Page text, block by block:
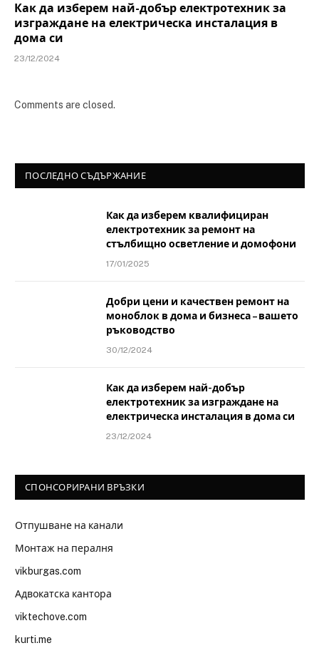
Как да изберем най-добър електротехник за
изграждане на електрическа инсталация в
дома си
23/12/2024
Comments are closed.
ПОСЛЕДНО СЪДЪРЖАНИЕ
Как да изберем квалифициран
електротехник за ремонт на
стълбищно осветление и домофони
17/01/2025
Добри цени и качествен ремонт на
моноблок в дома и бизнеса – вашето
ръководство
30/12/2024
Как да изберем най-добър
електротехник за изграждане на
електрическа инсталация в дома си
23/12/2024
СПОНСОРИРАНИ ВРЪЗКИ
Отпушване на канали
Монтаж на пералня
vikburgas.com
Адвокатска кантора
viktechove.com
kurti.me